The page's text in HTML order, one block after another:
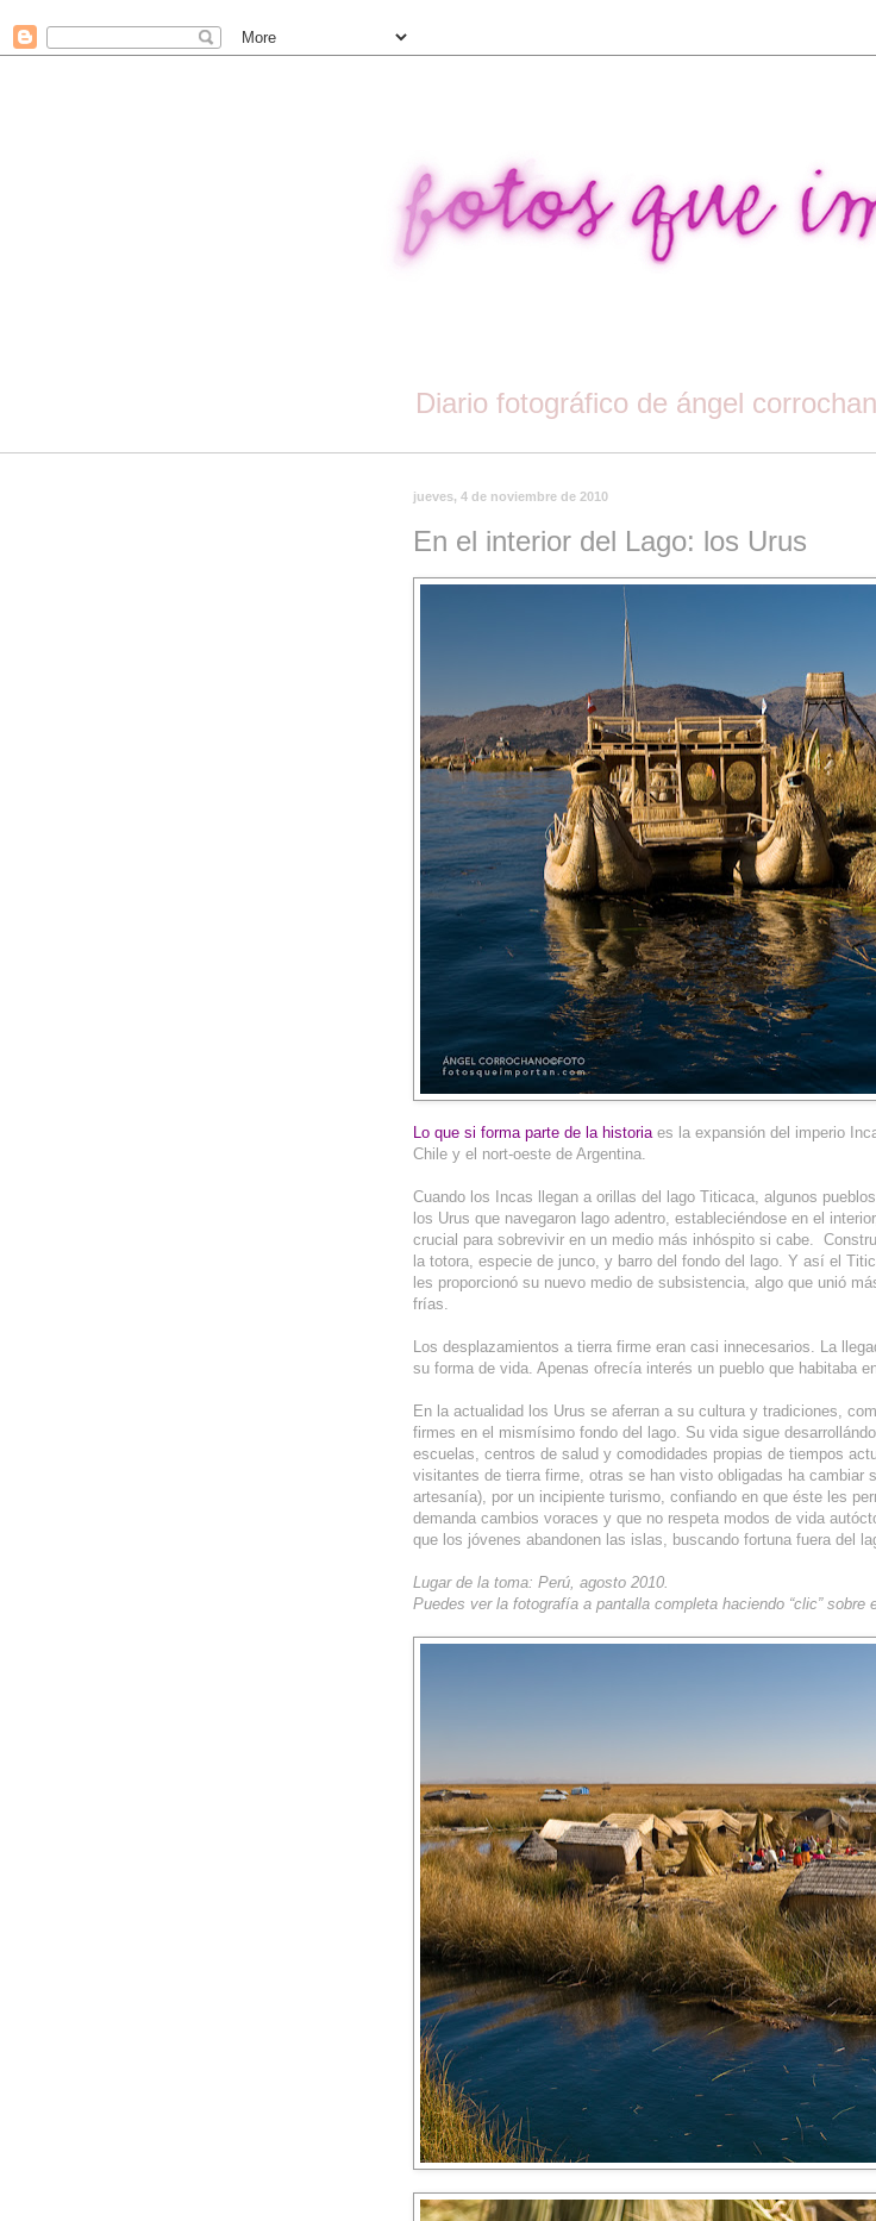
Diario fotográfico de ángel
jueves, 4 de noviembre de 2010
En el interior del Lago: los Urus
Lo que si forma parte de la historiaes la expansión del imperio
Chile y el nort-oeste de Argentina.
Cuando los Incas llegan a orillas del lago Titicaca, algunos
los Urus que navegaron lago adentro, estableciéndose en el
crucial para sobrevivir en un medio más inhóspito si cabe.
la totora, especie de junco, y barro del fondo del lago. Y así el
les proporcionó su nuevo medio de subsistencia, algo que unió
frías.
Los desplazamientos a tierra firme eran casi innecesarios. La
su forma de vida. Apenas ofrecía interés un pueblo que habitaba
En la actualidad los Urus se aferran a su cultura y tradiciones,
firmes en el mismísimo fondo del lago. Su vida sigue
escuelas, centros de salud y comodidades propias de tiempos
visitantes de tierra firme, otras se han visto obligadas ha cambiar
artesanía), por un incipiente turismo, confiando en que éste les
demanda cambios voraces y que no respeta modos de vida
que los jóvenes abandonen las islas, buscando fortuna fuera del
Lugar de la toma: Perú, agosto 2010.
Puedes ver la fotografía a pantalla completa haciendo “clic” sobre